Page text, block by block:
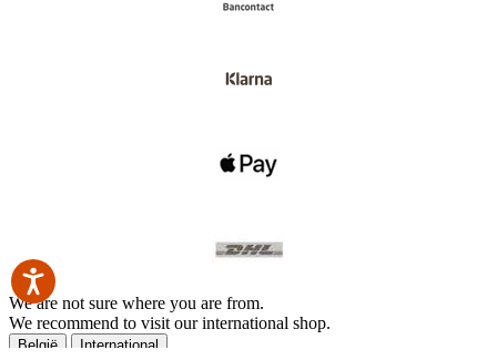
We are not sure where you are from.
We recommend to visit our international shop.
België International